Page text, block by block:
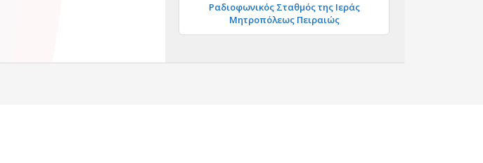
Ραδιοφωνικός Σταθμός της Ιεράς
Μητροπόλεως Πειραιώς